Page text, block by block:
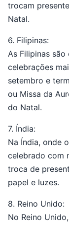
trocam
Natal.
6. Filipinas:
As Filipinas
celebrações
setembro e
ou Missa da
do Natal.
7. Índia:
Na Índia, onde
celebrado com
troca de
papel e luzes.
8. Reino Unido:
No Reino